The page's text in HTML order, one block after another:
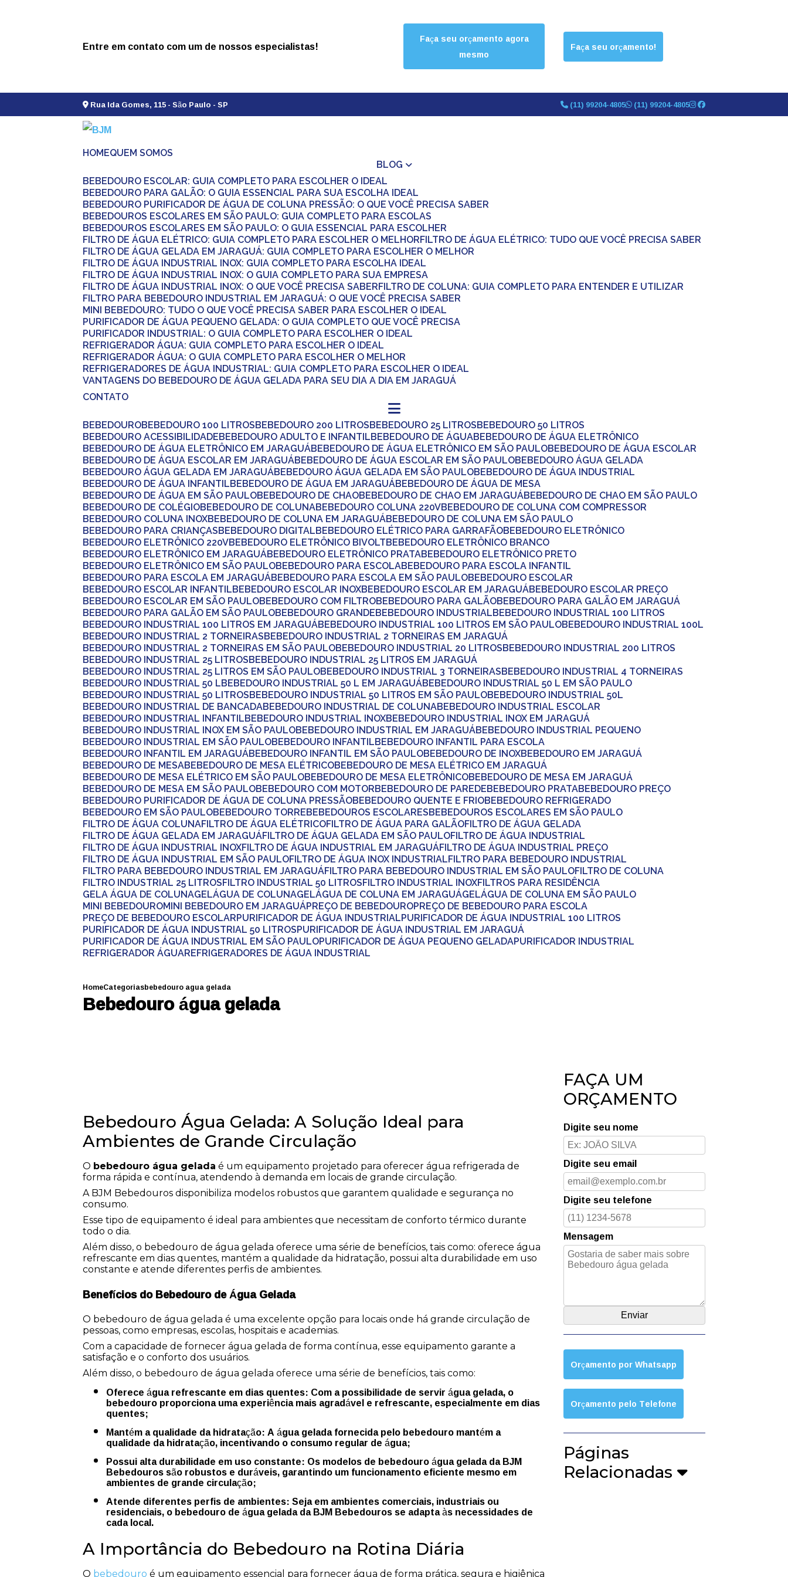
Entre em contato com um de nossos especialistas!
Faça seu orçamento agora
mesmo
Faça seu orçamento!
Rua Ida Gomes, 115 - São Paulo - SP (11) 99204-4805 (11) 99204-4805
HOME
QUEM SOMOS
BLOG
BEBEDOURO ESCOLAR: GUIA COMPLETO PARA ESCOLHER O IDEAL
BEBEDOURO PARA GALÃO: O GUIA ESSENCIAL PARA SUA ESCOLHA IDEAL
BEBEDOURO PURIFICADOR DE ÁGUA DE COLUNA PRESSÃO: O QUE VOCÊ PRECISA SABER
BEBEDOUROS ESCOLARES EM SÃO PAULO: GUIA COMPLETO PARA ESCOLAS
BEBEDOUROS ESCOLARES EM SÃO PAULO: O GUIA ESSENCIAL PARA ESCOLHER
FILTRO DE ÁGUA ELÉTRICO: GUIA COMPLETO PARA ESCOLHER O MELHOR FILTRO DE ÁGUA ELÉTRICO: TUDO QUE VOCÊ PRECISA SABER
FILTRO DE ÁGUA GELADA EM JARAGUÁ: GUIA COMPLETO PARA ESCOLHER O MELHOR
FILTRO DE ÁGUA INDUSTRIAL INOX: GUIA COMPLETO PARA ESCOLHA IDEAL
FILTRO DE ÁGUA INDUSTRIAL INOX: O GUIA COMPLETO PARA SUA EMPRESA
FILTRO DE ÁGUA INDUSTRIAL INOX: O QUE VOCÊ PRECISA SABER FILTRO DE COLUNA: GUIA COMPLETO PARA ENTENDER E UTILIZAR
FILTRO PARA BEBEDOURO INDUSTRIAL EM JARAGUÁ: O QUE VOCÊ PRECISA SABER
MINI BEBEDOURO: TUDO O QUE VOCÊ PRECISA SABER PARA ESCOLHER O IDEAL
PURIFICADOR DE ÁGUA PEQUENO GELADA: O GUIA COMPLETO QUE VOCÊ PRECISA
PURIFICADOR INDUSTRIAL: O GUIA COMPLETO PARA ESCOLHER O IDEAL
REFRIGERADOR ÁGUA: GUIA COMPLETO PARA ESCOLHER O IDEAL
REFRIGERADOR ÁGUA: O GUIA COMPLETO PARA ESCOLHER O MELHOR
REFRIGERADORES DE ÁGUA INDUSTRIAL: GUIA COMPLETO PARA ESCOLHER O IDEAL
VANTAGENS DO BEBEDOURO DE ÁGUA GELADA PARA SEU DIA A DIA EM JARAGUÁ
CONTATO
BEBEDOURO BEBEDOURO 100 LITROS BEBEDOURO 200 LITROS BEBEDOURO 25 LITROS
BEBEDOURO 50 LITROS
BEBEDOURO ACESSIBILIDADE
BEBEDOURO ADULTO E INFANTIL BEBEDOURO DE ÁGUA
BEBEDOURO DE ÁGUA ELETRÔNICO
BEBEDOURO DE ÁGUA ELETRÔNICO EM JARAGUÁ
BEBEDOURO DE ÁGUA ELETRÔNICO EM SÃO PAULO
BEBEDOURO DE ÁGUA ESCOLAR
BEBEDOURO DE ÁGUA ESCOLAR EM JARAGUÁ
BEBEDOURO DE ÁGUA ESCOLAR EM SÃO PAULO
BEBEDOURO ÁGUA GELADA
BEBEDOURO ÁGUA GELADA EM JARAGUÁ
BEBEDOURO ÁGUA GELADA EM SÃO PAULO
BEBEDOURO DE ÁGUA INDUSTRIAL
BEBEDOURO DE ÁGUA INFANTIL
BEBEDOURO DE ÁGUA EM JARAGUÁ
BEBEDOURO DE ÁGUA DE MESA
BEBEDOURO DE ÁGUA EM SÃO PAULO
BEBEDOURO DE CHAO BEBEDOURO DE CHAO EM JARAGUÁ
BEBEDOURO DE CHAO EM SÃO PAULO
BEBEDOURO DE COLÉGIO
BEBEDOURO DE COLUNA BEBEDOURO COLUNA 220V
BEBEDOURO DE COLUNA COM COMPRESSOR
BEBEDOURO COLUNA INOX
BEBEDOURO DE COLUNA EM JARAGUÁ
BEBEDOURO DE COLUNA EM SÃO PAULO
BEBEDOURO PARA CRIANÇAS
BEBEDOURO DIGITAL BEBEDOURO ELÉTRICO PARA GARRAFÃO
BEBEDOURO ELETRÔNICO
BEBEDOURO ELETRÔNICO 220V
BEBEDOURO ELETRÔNICO BIVOLT
BEBEDOURO ELETRÔNICO BRANCO
BEBEDOURO ELETRÔNICO EM JARAGUÁ
BEBEDOURO ELETRÔNICO PRATA
BEBEDOURO ELETRÔNICO PRETO
BEBEDOURO ELETRÔNICO EM SÃO PAULO
BEBEDOURO PARA ESCOLA
BEBEDOURO PARA ESCOLA INFANTIL
BEBEDOURO PARA ESCOLA EM JARAGUÁ
BEBEDOURO PARA ESCOLA EM SÃO PAULO
BEBEDOURO ESCOLAR
BEBEDOURO ESCOLAR INFANTIL
BEBEDOURO ESCOLAR INOX BEBEDOURO ESCOLAR EM JARAGUÁ
BEBEDOURO ESCOLAR PREÇO
BEBEDOURO ESCOLAR EM SÃO PAULO
BEBEDOURO COM FILTRO BEBEDOURO PARA GALÃO
BEBEDOURO PARA GALÃO EM JARAGUÁ
BEBEDOURO PARA GALÃO EM SÃO PAULO
BEBEDOURO GRANDE BEBEDOURO INDUSTRIAL
BEBEDOURO INDUSTRIAL 100 LITROS
BEBEDOURO INDUSTRIAL 100 LITROS EM JARAGUÁ
BEBEDOURO INDUSTRIAL 100 LITROS EM SÃO PAULO
BEBEDOURO INDUSTRIAL 100L
BEBEDOURO INDUSTRIAL 2 TORNEIRAS
BEBEDOURO INDUSTRIAL 2 TORNEIRAS EM JARAGUÁ
BEBEDOURO INDUSTRIAL 2 TORNEIRAS EM SÃO PAULO
BEBEDOURO INDUSTRIAL 20 LITROS
BEBEDOURO INDUSTRIAL 200 LITROS
BEBEDOURO INDUSTRIAL 25 LITROS
BEBEDOURO INDUSTRIAL 25 LITROS EM JARAGUÁ
BEBEDOURO INDUSTRIAL 25 LITROS EM SÃO PAULO
BEBEDOURO INDUSTRIAL 3 TORNEIRAS
BEBEDOURO INDUSTRIAL 4 TORNEIRAS
BEBEDOURO INDUSTRIAL 50 L
BEBEDOURO INDUSTRIAL 50 L EM JARAGUÁ
BEBEDOURO INDUSTRIAL 50 L EM SÃO PAULO
BEBEDOURO INDUSTRIAL 50 LITROS
BEBEDOURO INDUSTRIAL 50 LITROS EM SÃO PAULO
BEBEDOURO INDUSTRIAL 50L
BEBEDOURO INDUSTRIAL DE BANCADA
BEBEDOURO INDUSTRIAL DE COLUNA
BEBEDOURO INDUSTRIAL ESCOLAR
BEBEDOURO INDUSTRIAL INFANTIL
BEBEDOURO INDUSTRIAL INOX
BEBEDOURO INDUSTRIAL INOX EM JARAGUÁ
BEBEDOURO INDUSTRIAL INOX EM SÃO PAULO
BEBEDOURO INDUSTRIAL EM JARAGUÁ
BEBEDOURO INDUSTRIAL PEQUENO
BEBEDOURO INDUSTRIAL EM SÃO PAULO
BEBEDOURO INFANTIL
BEBEDOURO INFANTIL PARA ESCOLA
BEBEDOURO INFANTIL EM JARAGUÁ
BEBEDOURO INFANTIL EM SÃO PAULO BEBEDOURO DE INOX
BEBEDOURO EM JARAGUÁ
BEBEDOURO DE MESA
BEBEDOURO DE MESA ELÉTRICO
BEBEDOURO DE MESA ELÉTRICO EM JARAGUÁ
BEBEDOURO DE MESA ELÉTRICO EM SÃO PAULO
BEBEDOURO DE MESA ELETRÔNICO
BEBEDOURO DE MESA EM JARAGUÁ
BEBEDOURO DE MESA EM SÃO PAULO
BEBEDOURO COM MOTOR BEBEDOURO DE PAREDE BEBEDOURO PRATA
BEBEDOURO PREÇO
BEBEDOURO PURIFICADOR DE ÁGUA DE COLUNA PRESSÃO
BEBEDOURO QUENTE E FRIO
BEBEDOURO REFRIGERADO
BEBEDOURO EM SÃO PAULO
BEBEDOURO TORRE BEBEDOUROS ESCOLARES
BEBEDOUROS ESCOLARES EM SÃO PAULO
FILTRO DE ÁGUA COLUNA FILTRO DE ÁGUA ELÉTRICO FILTRO DE ÁGUA PARA GALÃO FILTRO DE ÁGUA GELADA
FILTRO DE ÁGUA GELADA EM JARAGUÁ FILTRO DE ÁGUA GELADA EM SÃO PAULO FILTRO DE ÁGUA INDUSTRIAL
FILTRO DE ÁGUA INDUSTRIAL INOX FILTRO DE ÁGUA INDUSTRIAL EM JARAGUÁ FILTRO DE ÁGUA INDUSTRIAL PREÇO
FILTRO DE ÁGUA INDUSTRIAL EM SÃO PAULO FILTRO DE ÁGUA INOX INDUSTRIAL FILTRO PARA BEBEDOURO INDUSTRIAL
FILTRO PARA BEBEDOURO INDUSTRIAL EM JARAGUÁ FILTRO PARA BEBEDOURO INDUSTRIAL EM SÃO PAULO FILTRO DE COLUNA
FILTRO INDUSTRIAL 25 LITROS FILTRO INDUSTRIAL 50 LITROS FILTRO INDUSTRIAL INOX FILTROS PARA RESIDÊNCIA
GELA ÁGUA DE COLUNA
GELÁGUA DE COLUNA GELÁGUA DE COLUNA EM JARAGUÁ
GELÁGUA DE COLUNA EM SÃO PAULO
MINI BEBEDOURO
MINI BEBEDOURO EM JARAGUÁ PREÇO DE BEBEDOURO PREÇO DE BEBEDOURO PARA ESCOLA
PREÇO DE BEBEDOURO ESCOLAR
PURIFICADOR DE ÁGUA INDUSTRIAL
PURIFICADOR DE ÁGUA INDUSTRIAL 100 LITROS
PURIFICADOR DE ÁGUA INDUSTRIAL 50 LITROS
PURIFICADOR DE ÁGUA INDUSTRIAL EM JARAGUÁ
PURIFICADOR DE ÁGUA INDUSTRIAL EM SÃO PAULO PURIFICADOR DE ÁGUA PEQUENO GELADA PURIFICADOR INDUSTRIAL
REFRIGERADOR ÁGUA
REFRIGERADORES DE ÁGUA INDUSTRIAL
HomeCategoriasbebedouro agua gelada
Bebedouro água gelada
Bebedouro Água Gelada: A Solução Ideal para
Ambientes de Grande Circulação
O bebedouro água gelada é um equipamento projetado para oferecer água refrigerada de
forma rápida e contínua, atendendo à demanda em locais de grande circulação.
A BJM Bebedouros disponibiliza modelos robustos que garantem qualidade e segurança no
consumo.
Esse tipo de equipamento é ideal para ambientes que necessitam de conforto térmico durante
todo o dia.
Além disso, o bebedouro de água gelada oferece uma série de benefícios, tais como: oferece água
refrescante em dias quentes, mantém a qualidade da hidratação, possui alta durabilidade em uso
constante e atende diferentes perfis de ambientes.
Benefícios do Bebedouro de Água Gelada
O bebedouro de água gelada é uma excelente opção para locais onde há grande circulação de
pessoas, como empresas, escolas, hospitais e academias.
Com a capacidade de fornecer água gelada de forma contínua, esse equipamento garante a
satisfação e o conforto dos usuários.
Além disso, o bebedouro de água gelada oferece uma série de benefícios, tais como:
Oferece água refrescante em dias quentes: Com a possibilidade de servir água gelada, o
bebedouro proporciona uma experiência mais agradável e refrescante, especialmente em dias
quentes;
Mantém a qualidade da hidratação: A água gelada fornecida pelo bebedouro mantém a
qualidade da hidratação, incentivando o consumo regular de água;
Possui alta durabilidade em uso constante: Os modelos de bebedouro água gelada da BJM
Bebedouros são robustos e duráveis, garantindo um funcionamento eficiente mesmo em
ambientes de grande circulação;
Atende diferentes perfis de ambientes: Seja em ambientes comerciais, industriais ou
residenciais, o bebedouro de água gelada da BJM Bebedouros se adapta às necessidades de
cada local.
A Importância do Bebedouro na Rotina Diária
O bebedouro é um equipamento essencial para fornecer água de forma prática, segura e higiênica
FAÇA UM
ORÇAMENTO
Digite seu nome
Digite seu email
Digite seu telefone
Mensagem
Orçamento por Whatsapp
Orçamento pelo Telefone
Páginas
Relacionadas